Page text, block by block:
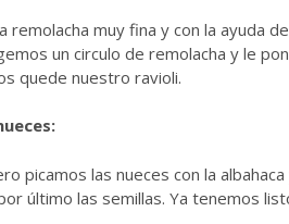
remolacha muy fina y con la ayuda
un circulo de remolacha y le
quede nuestro ravioli.
picamos las nueces con la
último las semillas. Ya tenemos